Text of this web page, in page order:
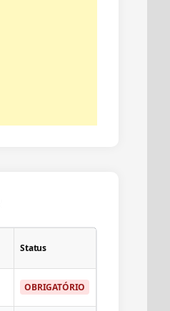
Status
OBRIGATÓRIO